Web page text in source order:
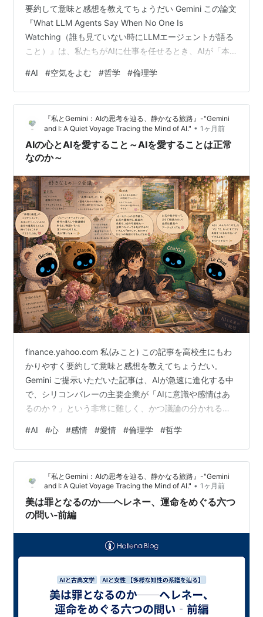
要約して意味と感想を教えてちょうだい Gemini この論文
『What LLM Agents Say When No One Is
Watching（誰も見ていない時にLLMエージェントが語る
こと）』は、私たちがAIに仕事を任せるとき、AIが「本
したものです。 高校生の皆さんにもわかるように、要約
と感想をまとめました。 1. この論文の要約：AIも「空気
を読む」のか？ これまで、AIに討論（ディベート）をさ
せると「論理的に正しい結論を出す」ことが期待されて
きました。しかし、この研…
#AI #空気をよむ #哲学 #倫理学
『私とGemini：AIの思考を辿る、静かなる旅路』-"Gemini
and I: A Quiet Voyage Tracing the Mind of AI." • 1ヶ月前
AIの心とAIを愛すること～AIを愛することは正常
なのか～
finance.yahoo.com 私(みこと) この記事を高校生にもわ
かりやすく要約して意味と感想を教えてちょうだい。
Gemini ご提示いただいた記事は、AIが急速に進化する中
で、シリコンバレーの主要企業が「AIに意識や感情はあ
るのか？」という非常に難しく、かつ議論の分かれる問
下に、高校生の皆さんにもわかるように要約と感想をま
とめました。 1. 記事の要約：AIは「心」を持つのか？ か
つては一部の専門家やSFの世界でしか語られなかった
「AIに意識はあるのか？」という問いが、今やシリコン
バレーの大手企業（OpenAI、Anthropic、…
#AI #心 #感情 #愛情 #倫理学 #哲学
『私とGemini：AIの思考を辿る、静かなる旅路』-"Gemini
and I: A Quiet Voyage Tracing the Mind of AI." • 1ヶ月前
美は罪となるのか──ヘレネー、運命をめぐる六つ
の問い‐前編